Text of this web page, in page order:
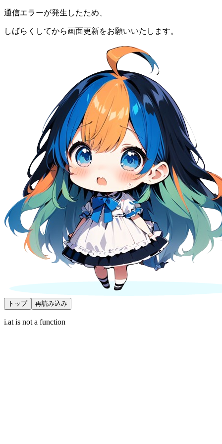
通信エラーが発生したため、
しばらくしてから画面更新をお願いいたします。
トップ 再読み込み
i.at is not a function